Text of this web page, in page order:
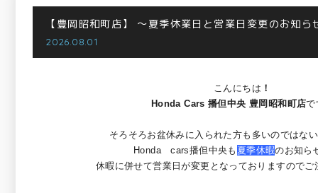
【豊岡昭和町店】 ～夏季休業日と営業日変更のお知ら
2026.08.01
こんにちは ！
Honda Cars 播但中央 豊岡昭和町店で
そろそろお盆休みに入られた方も多いのではな
Honda cars播但中央も 夏季休暇のお知ら
休暇に併せて営業日が変更となっておりますのでご